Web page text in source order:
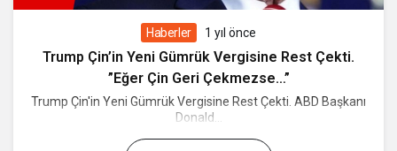
Haberler 1 yıl önce
Trump Çin’in Yeni Gümrük Vergisine Rest Çekti.
”Eğer Çin Geri Çekmezse…”
Trump Çin'in Yeni Gümrük Vergisine Rest Çekti. ABD Başkanı
Donald...